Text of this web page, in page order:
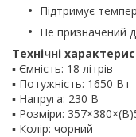
Підтримує
Не призначений
Технічні
▪ Ємність: 18 літрів
▪ Потужність: 1650 Вт
▪ Напруга: 230 В
▪ Розміри:
▪ Колір: чорний